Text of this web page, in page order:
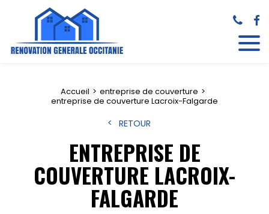
Accueil
entreprise de couverture
entreprise de couverture Lacroix-Falgarde
RETOUR
ENTREPRISE DE
COUVERTURE LACROIX-
FALGARDE